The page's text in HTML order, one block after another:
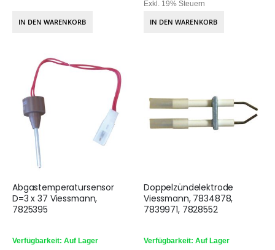
IN DEN WARENKORB
Exkl. 19% Steuern
IN DEN WARENKORB
Abgastemperatursensor
D=3 x 37 Viessmann,
7825395
Verfügbarkeit: Auf Lager
Doppelzündelektrode
Viessmann, 7834878,
7839971, 7828552
Verfügbarkeit: Auf Lager